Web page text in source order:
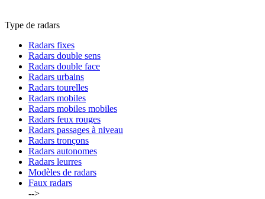
Type de radars
Radars fixes
Radars double sens
Radars double face
Radars urbains
Radars tourelles
Radars mobiles
Radars mobiles mobiles
Radars feux rouges
Radars passages à niveau
Radars tronçons
Radars autonomes
Radars leurres
Modèles de radars
Faux radars
-->